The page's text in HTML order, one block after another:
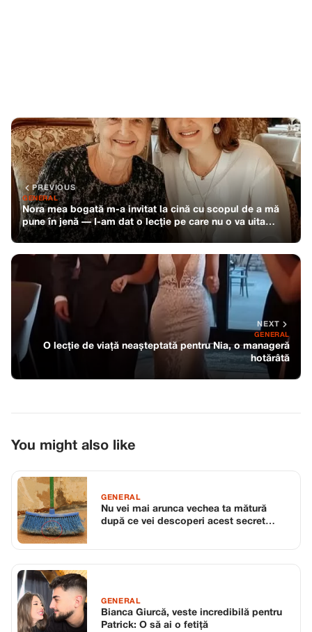
PREVIOUS
GENERAL
Nora mea bogată m-a invitat la cină cu scopul de a mă
pune în jenă — I-am dat o lecție pe care nu o va uita
niciodată
NEXT
GENERAL
O lecție de viață neașteptată pentru Nia, o manageră
hotărâtă
You might also like
GENERAL
Nu vei mai arunca vechea ta mătură
după ce vei descoperi acest secret
GENERAL
Bianca Giurcă, veste incredibilă pentru
Patrick: O să ai o fetiță